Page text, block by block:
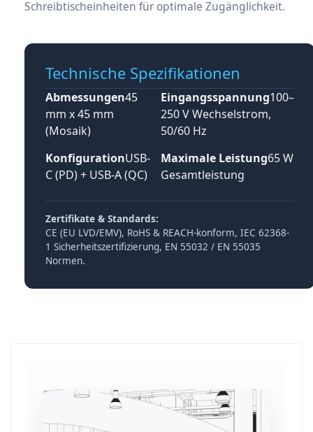
Schreibtischeinheiten für optimale Zugänglichkeit.
Technische Spezifikationen
Abmessungen45
mm x 45 mm
(Mosaik)
Eingangsspannung100–
250 V Wechselstrom,
50/60 Hz
KonfigurationUSB-
C (PD) + USB-A (QC)
Maximale Leistung65 W
Gesamtleistung
Zertifikate & Standards:
CE (EU LVD/EMV), RoHS & REACH-konform, IEC 62368-
1 Sicherheitszertifizierung, EN 55032 / EN 55035
Normen.